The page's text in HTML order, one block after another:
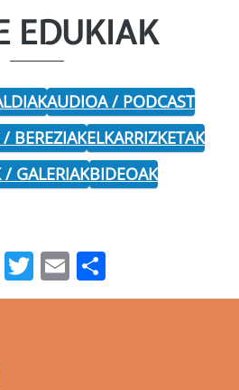
EDUKIAK
AUDIOA / PODCAST
BEREZIAKELKARRIZKETAK
/ GALERIAKBIDEOAK
Facebook
Twitter
Email